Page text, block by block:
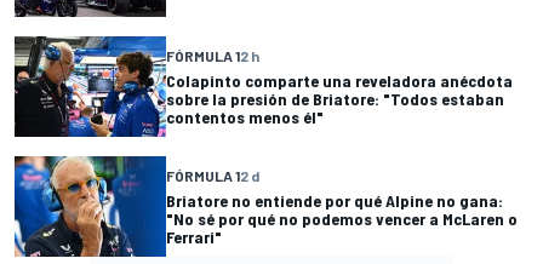
FÓRMULA 12 h
Colapinto comparte una reveladora anécdota
sobre la presión de Briatore: "Todos estaban
contentos menos él"
FÓRMULA 12 d
Briatore no entiende por qué Alpine no gana:
"No sé por qué no podemos vencer a McLaren o
Ferrari"